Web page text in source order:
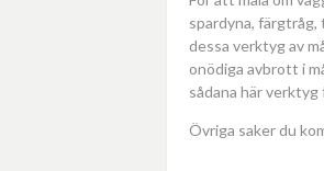
spardyna, färgtråg,
dessa verktyg av
onödiga avbrott i
sådana här
Övriga saker du